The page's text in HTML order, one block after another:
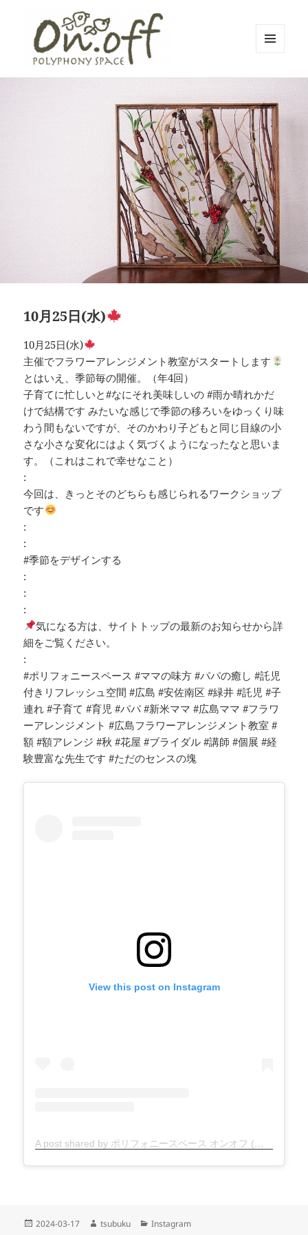
ニースペースオンオフ | 子どもと一
緒にいながら自分時間を*広島の託児
付きリフレッシュ空間・コワーキン
グスペース・シェアスペース・レン
タルスペース・一時預かり保育 | 子
連れでリフレッシュ*カフェのように
くつろぐ*親子イベントも
10月25日(水)
10月25日(水)
主催でフラワーアレンジメント教室がスタートします
とはいえ、季節毎の開催。（年4回）
子育てに忙しいと#なにそれ美味しいの #雨か晴れかだ
けで結構です みたいな感じで季節の移ろいをゆっくり味
わう間もないですが、そのかわり子どもと同じ目線の小
さな小さな変化にはよく気づくようになったなと思いま
す。（これはこれで幸せなこと）
:
今回は、きっとそのどちらも感じられるワークショップ
です
:
:
#季節をデザインする
:
:
:
気になる方は、サイトトップの最新のお知らせから詳
細をご覧ください。
:
#ポリフォニースペース #ママの味方 #パパの癒し #託児
付きリフレッシュ空間 #広島 #安佐南区 #緑井 #託児 #子
連れ #子育て #育児 #パパ #新米ママ #広島ママ #フラワ
ーアレンジメント #広島フラワーアレンジメント教室 #
額 #額アレンジ #秋 #花屋 #ブライダル #講師 #個展 #経
験豊富な先生です #ただのセンスの塊
View this post on Instagram
A post shared by ポリフォニースペース オンオフ (@polyphonyspace_on.off)
投
2024-03-17
作
tsubuku
カ
Instagram